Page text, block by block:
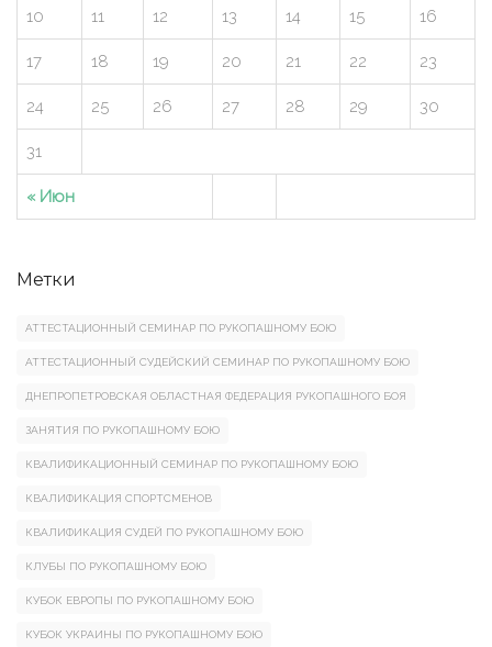
« Июн
10 11 12 13 14 15 16
17 18 19 20 21 22 23
24 25 26 27 28 29 30
31
Метки
АТТЕСТАЦИОННЫЙ СЕМИНАР ПО РУКОПАШНОМУ БОЮ
АТТЕСТАЦИОННЫЙ СУДЕЙСКИЙ СЕМИНАР ПО РУКОПАШНОМУ БОЮ
ДНЕПРОПЕТРОВСКАЯ ОБЛАСТНАЯ ФЕДЕРАЦИЯ РУКОПАШНОГО БОЯ
ЗАНЯТИЯ ПО РУКОПАШНОМУ БОЮ
КВАЛИФИКАЦИОННЫЙ СЕМИНАР ПО РУКОПАШНОМУ БОЮ
КВАЛИФИКАЦИЯ СПОРТСМЕНОВ
КВАЛИФИКАЦИЯ СУДЕЙ ПО РУКОПАШНОМУ БОЮ
КЛУБЫ ПО РУКОПАШНОМУ БОЮ
КУБОК ЕВРОПЫ ПО РУКОПАШНОМУ БОЮ
КУБОК УКРАИНЫ ПО РУКОПАШНОМУ БОЮ